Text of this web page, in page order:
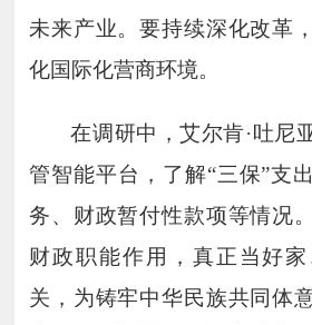
未来产业。要持续深化改革
化国际化营商环境。
在调研中，艾尔肯·吐尼
管智能平台，了解“三保”支
务、财政暂付性款项等情况
财政职能作用，真正当好
关，为铸牢中华民族共同体